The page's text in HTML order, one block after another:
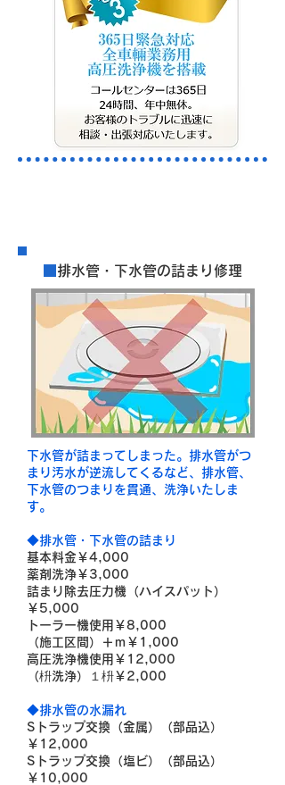
排水管・下水管の詰まり修理
下水管が詰まってしまった。排水管がつ
まり汚水が逆流してくるなど、排水管、
下水管のつまりを貫通、洗浄いたしま
す。
◆排水管・下水管の詰まり
基本料金￥4,000
薬剤洗浄￥3,000
詰まり除去圧力機（ハイスパット）
￥5,000
トーラー機使用￥8,000
（施工区間）＋ｍ￥1,000
高圧洗浄機使用￥12,000
（枡洗浄）１枡￥2,000
◆排水管の水漏れ
Sトラップ交換（金属）（部品込）
￥12,000
Sトラップ交換（塩ビ）（部品込）
￥10,000